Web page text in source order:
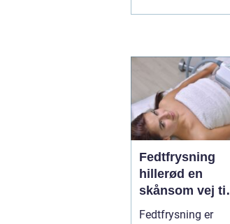
Fedtfrysning
hillerød en
skånsom vej til
reduktion af
Fedtfrysning er